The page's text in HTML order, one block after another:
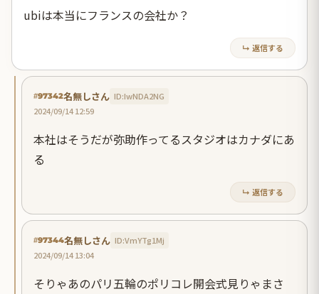
ubiは本当にフランスの会社か？
↳ 返信する
#97342名無しさん ID:IwNDA2NG
2024/09/14 12:59
本社はそうだが弥助作ってるスタジオはカナダにあ
る
↳ 返信する
#97344名無しさん ID:VmYTg1Mj
2024/09/14 13:04
そりゃあのパリ五輪のポリコレ開会式見りゃまさ